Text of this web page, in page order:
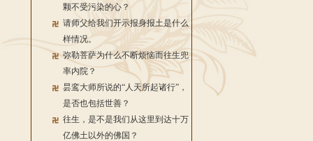
颗不受污染的心？
请师父给我们开示报身报土是什么
样情况。
弥勒菩萨为什么不断烦恼而往生兜
率内院？
昙鸾大师所说的“人天所起诸行”，
是否也包括世善？
往生，是不是我们从这里到达十万
亿佛土以外的佛国？